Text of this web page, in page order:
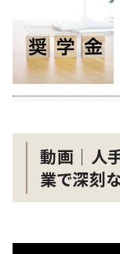
動画│人
業で深刻